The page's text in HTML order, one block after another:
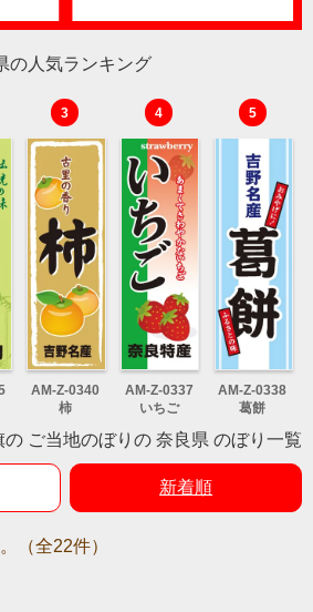
の人気ランキング
3
AM-Z-0340
柿
4
AM-Z-0337
いちご
5
AM-Z-0338
葛餅
ご当地のぼりの 奈良県 のぼり一覧
新着順
（全22件）